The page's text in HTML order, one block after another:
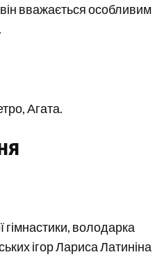
вважається особливим
Агата.
гімнастики, володарка
ігор Лариса Латиніна